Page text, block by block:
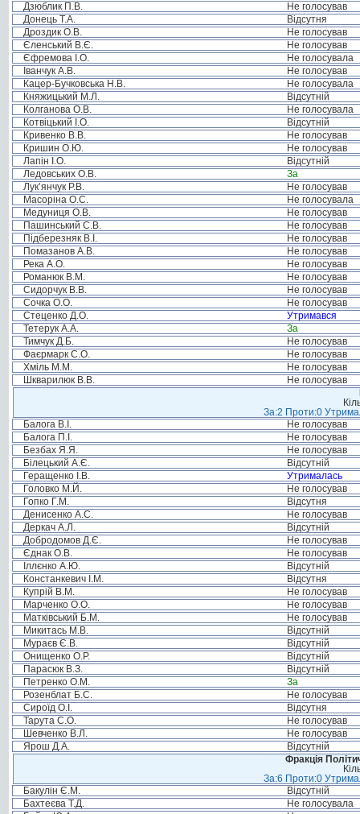
Дзюблик П.В.
Не голосував
Донець Т.А.
Відсутня
Дроздик О.В.
Не голосував
Єленський В.Є.
Не голосував
Єфремова І.О.
Не голосувала
Іванчук А.В.
Не голосував
Кацер-Бучковська Н.В.
Не голосувала
Княжицький М.Л.
Відсутній
Колганова О.В.
Не голосувала
Котвіцький І.О.
Відсутній
Кривенко В.В.
Не голосував
Кришин О.Ю.
Не голосував
Лапін І.О.
Відсутній
Ледовських О.В.
За
Лук’янчук Р.В.
Не голосував
Масоріна О.С.
Не голосувала
Медуниця О.В.
Не голосував
Пашинський С.В.
Не голосував
Підберезняк В.І.
Не голосував
Помазанов А.В.
Не голосував
Река А.О.
Не голосував
Романюк В.М.
Не голосував
Сидорчук В.В.
Не голосував
Сочка О.О.
Не голосував
Стеценко Д.О.
Утримався
Тетерук А.А.
За
Тимчук Д.Б.
Не голосував
Фаєрмарк С.О.
Не голосував
Хміль М.М.
Не голосував
Шкварилюк В.В.
Не голосував
За:2 Проти:0
Балога В.І.
Не голосував
Балога П.І.
Не голосував
Безбах Я.Я.
Не голосував
Білецький А.Є.
Відсутній
Геращенко І.В.
Утрималась
Головко М.Й.
Не голосував
Гопко Г.М.
Відсутня
Денисенко А.С.
Не голосував
Деркач А.Л.
Відсутній
Добродомов Д.Є.
Не голосував
Єднак О.В.
Не голосував
Іллєнко А.Ю.
Відсутній
Констанкевич І.М.
Відсутня
Купрій В.М.
Не голосував
Марченко О.О.
Не голосував
Матківський Б.М.
Не голосував
Микитась М.В.
Відсутній
Мураєв Є.В.
Відсутній
Онищенко О.Р.
Відсутній
Парасюк В.З.
Відсутній
Петренко О.М.
За
Розенблат Б.С.
Не голосував
Сироїд О.І.
Відсутня
Тарута С.О.
Не голосував
Шевченко В.Л.
Не голосував
Ярош Д.А.
Відсутній
Фракція
За:6 Проти:0
Бакулін Є.М.
Відсутній
Бахтеєва Т.Д.
Не голосувала